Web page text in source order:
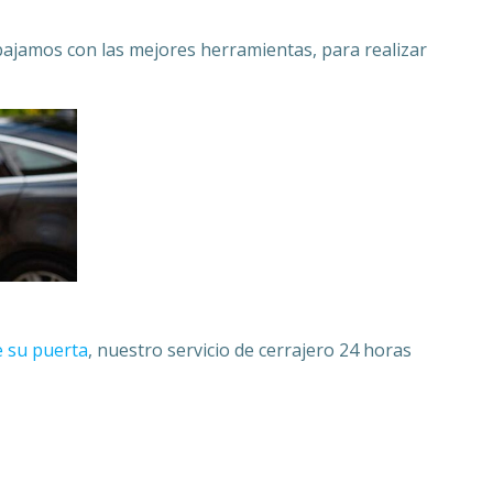
con las mejores herramientas, para realizar
su puerta, nuestro servicio de cerrajero 24 horas